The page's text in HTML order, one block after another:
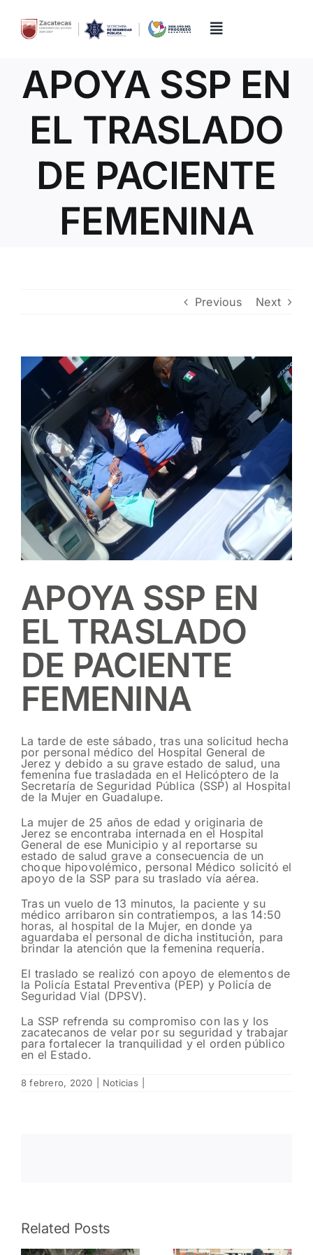
content
Toggle
Inicio
Directorio
Quiénes Somos
Trámites y Servicios
APOYA SSP EN
EL TRASLADO
DE PACIENTE
FEMENINA
Previous Next
View
Larger
Image
APOYA SSP EN
EL TRASLADO
DE PACIENTE
FEMENINA
La tarde de este sábado, tras una solicitud hecha
por personal médico del Hospital General de
Jerez y debido a su grave estado de salud, una
femenina fue trasladada en el Helicóptero de la
Secretaría de Seguridad Pública (SSP) al Hospital
de la Mujer en Guadalupe.
La mujer de 25 años de edad y originaria de
Jerez se encontraba internada en el Hospital
General de ese Municipio y al reportarse su
estado de salud grave a consecuencia de un
choque hipovolémico, personal Médico solicitó el
apoyo de la SSP para su traslado vía aérea.
Tras un vuelo de 13 minutos, la paciente y su
médico arribaron sin contratiempos, a las 14:50
horas, al hospital de la Mujer, en donde ya
aguardaba el personal de dicha institución, para
brindar la atención que la femenina requería.
El traslado se realizó con apoyo de elementos de
la Policía Estatal Preventiva (PEP) y Policía de
Seguridad Vial (DPSV).
La SSP refrenda su compromiso con las y los
zacatecanos de velar por su seguridad y trabajar
para fortalecer la tranquilidad y el orden público
en el Estado.
8 febrero, 2020 Noticias
Related PostsDetecta